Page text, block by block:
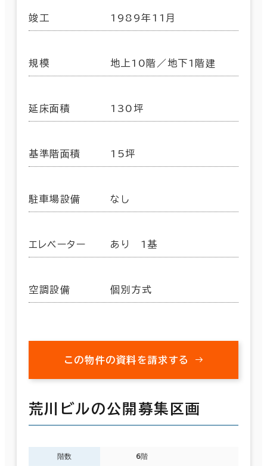
竣工 1989年11月
規模 地上10階／地下1階建
延床面積 130坪
基準階面積 15坪
駐車場設備 なし
エレベーター あり 1基
空調設備 個別方式
この物件の資料を請求する
荒川ビルの公開募集区画
階数 6階